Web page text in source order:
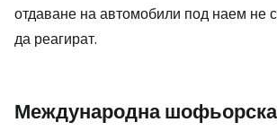
отдаване на автомобили под наем не
да реагират.
Международна